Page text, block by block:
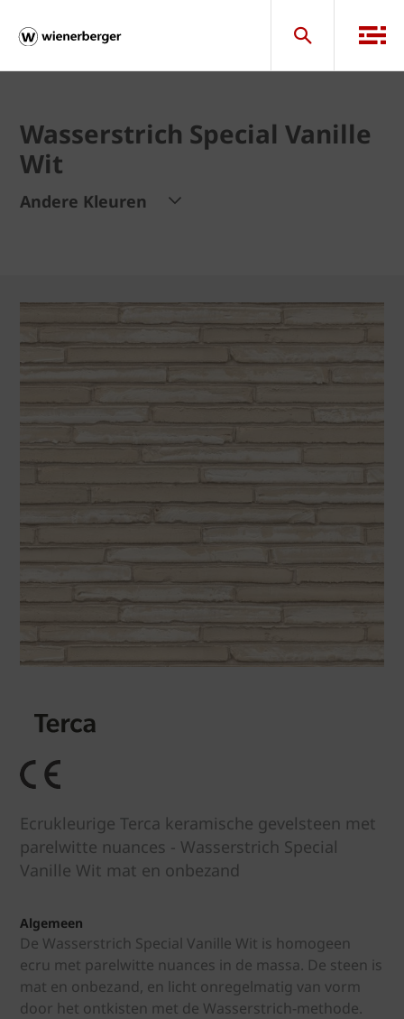
Wasserstrich Special Vanille
Wit
Andere Kleuren
Ecrukleurige Terca keramische gevelsteen met
parelwitte nuances - Wasserstrich Special
Vanille Wit mat en onbezand
Algemeen
De Wasserstrich Special Vanille Wit is homogeen
ecru met parelwitte nuances in de massa. De steen is
mat en onbezand, en licht onregelmatig van vorm
door het ontkisten met de Wasserstrich-methode.